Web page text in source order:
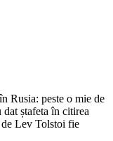
Rusia: peste o mie de
ștafeta în citirea
Lev Tolstoi fie